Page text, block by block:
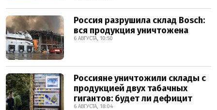
Россия разрушила склад Bosch:
вся продукция уничтожена
6 АВГУСТА, 10:50
Россияне уничтожили склады с
продукцией двух табачных
гигантов: будет ли дефицит
6 АВГУСТА, 18:04